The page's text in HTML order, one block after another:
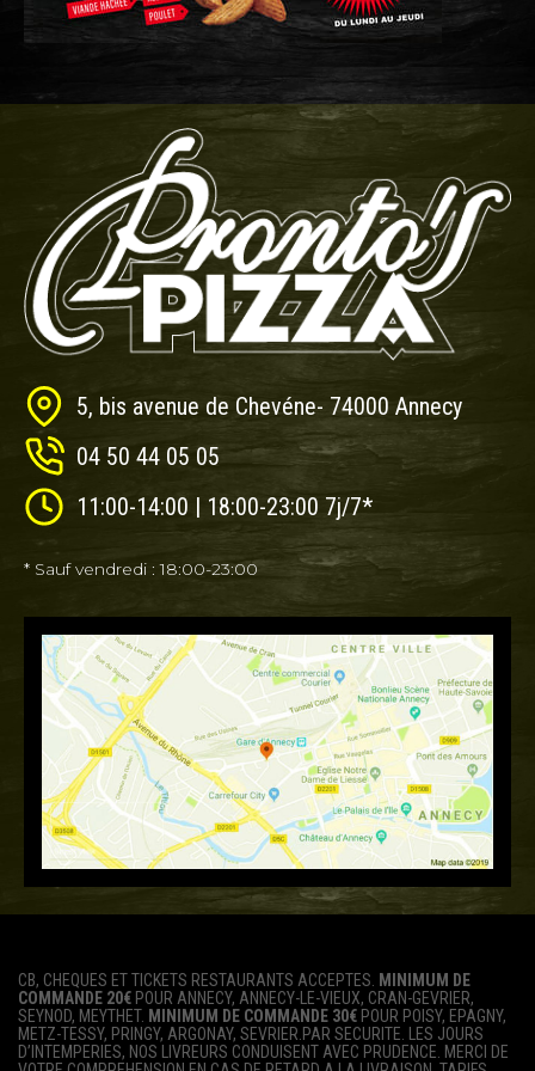
5, bis avenue de Chevéne- 74000 Annecy
04 50 44 05 05
11:00-14:00 | 18:00-23:00 7j/7*
* Sauf vendredi : 18:00-23:00
CB, CHEQUES ET TICKETS RESTAURANTS ACCEPTES.
MINIMUM DE
COMMANDE 20€ POUR ANNECY, ANNECY-LE-VIEUX, CRAN-GEVRIER,
SEYNOD, MEYTHET. MINIMUM DE COMMANDE 30€ POUR POISY, EPAGNY,
METZ-TESSY, PRINGY, ARGONAY, SEVRIER.PAR SECURITE. LES JOURS
D’INTEMPERIES, NOS LIVREURS CONDUISENT AVEC PRUDENCE. MERCI DE